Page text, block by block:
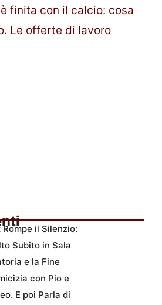
finita con il calcio: cosa
Le offerte di lavoro
Rompe il Silenzio:
Subito in Sala
e la Fine
con Pio e
E poi Parla di